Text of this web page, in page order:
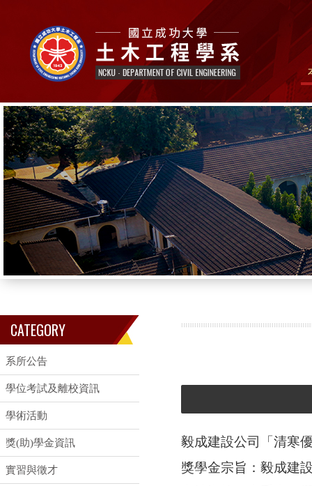
CATEGORY
系所公告
學位考試及離校資訊
學術活動
獎(助)學金資訊
實習與徵才
毅成建設公司「清寒
獎學金宗旨：毅成建